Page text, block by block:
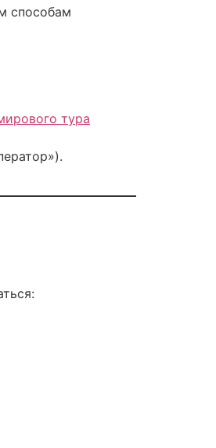
способам
тура